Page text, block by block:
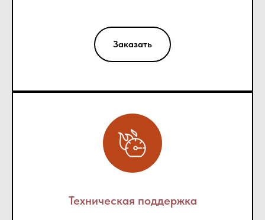
Заказать
Техническая поддержка